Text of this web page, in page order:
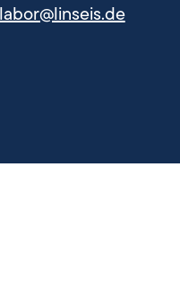
labor@linseis.de